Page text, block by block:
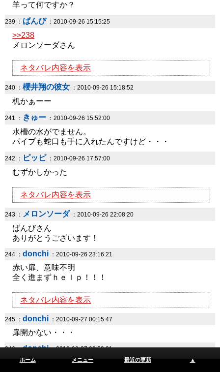
羊って何ですか？
239 ： ばんび ：2010-09-26 15:15:25
>>238
メロンソーダさん
ネタバレ内容を表示
240 ： 櫻井翔の彼女 ：2010-09-26 15:18:52
机かぁーー
241 ： きゅー ：2010-09-26 15:52:00
水槽の水がでません。
パイプも蛇口も手に入れたんですけど・・・
242 ： ピッピ ：2010-09-26 17:57:00
むずかしかった
ネタバレ内容を表示
243 ： メロンソーダ ：2010-09-26 22:08:20
ばんびさん
ありがとうございます！
244 ： donchi ：2010-09-26 23:16:21
赤い扉、意味不明
全く進まずｈｅｌｐ！！！
ネタバレ内容を表示
245 ： donchi ：2010-09-27 00:15:47
扉開かない・・・
246 ：donchi：2010-09-27 00:50:31
Ｃｌｅａｒ
ホーム メニュー 最近の更新 ▲